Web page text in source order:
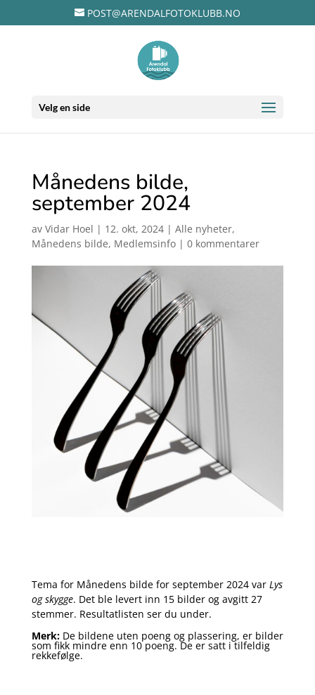
POST@ARENDALFOTOKLUBB.NO
Velg en side
Månedens bilde,
september 2024
av Vidar Hoel | 12. okt, 2024| Alle nyheter,
Månedens bilde, Medlemsinfo| 0 kommentarer
Tema for Månedens bilde for september 2024 var Lys
og skygge. Det ble levert inn 15 bilder og avgitt 27
stemmer. Resultatlisten ser du under.
Merk:De bildene uten poeng og plassering, er bilder
som fikk mindre enn 10 poeng. De er satt i tilfeldig
rekkefølge.